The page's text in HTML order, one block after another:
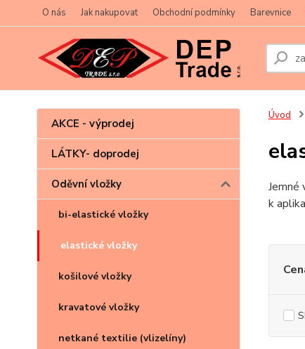
O nás Jak nakupovat Obchodní podmínky Barevnice
AKCE - výprodej
LÁTKY- doprodej
Oděvní vložky
bi-elastické vložky
elastické vložky
košilové vložky
kravatové vložky
netkané textilie (vlizelíny)
Úvod
Jemné
k